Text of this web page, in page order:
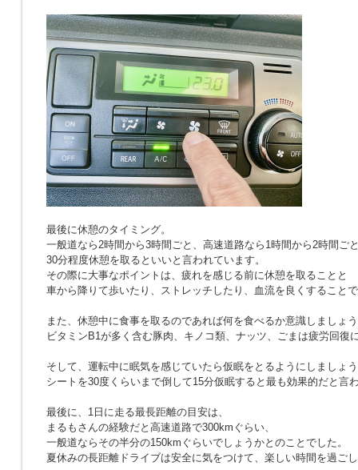
最後に休憩のタイミング。
一般道なら2時間から3時間ごと、高速道路なら1時間から2時間ご
30分程度休憩を取るといいと言われています。
その際に大事なポイントは、疲れを感じる前に休憩を取ることと
車から降りて歩いたり、ストレッチしたり、血流を良くすること
また、休憩中に食事を取るのであれば何を食べるか意識しましょ
ビタミンB1が多く含む豚肉、キノコ類、ナッツ、ごまは疲労回復
そして、運転中に眠気を感じていたら仮眠をとるようにしましょ
シートを30度くらいまで倒して15分仮眠すると最も効果的だと言
最後に、1日に走る最長距離の目安は、
まるもさんの経験だと高速道路で300kmぐらい、
一般道ならその半分の150kmぐらいでしょうかとのことでした。
夏休みの長距離ドライブは安全に気をつけて、楽しい時間を過ご